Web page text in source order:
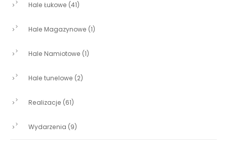
Hale Łukowe (41)
Hale Magazynowe (1)
Hale Namiotowe (1)
Hale tunelowe (2)
Realizacje (61)
Wydarzenia (9)